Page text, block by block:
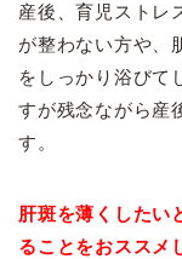
産後、育児ストレ
が整わない方や、
をしっかり浴びて
すが残念ながら産
す。
肝斑を薄くしたい
ることをおススメ